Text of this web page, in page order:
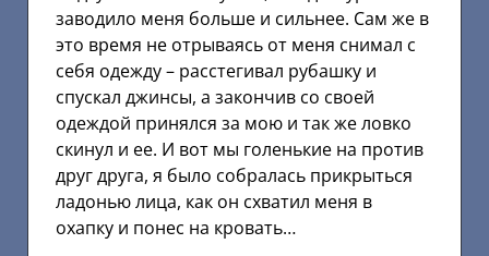
заводило меня больше и сильнее. Сам же в
это время не отрываясь от меня снимал с
себя одежду – расстегивал рубашку и
спускал джинсы, а закончив со своей
одеждой принялся за мою и так же ловко
скинул и ее. И вот мы голенькие на против
друг друга, я было собралась прикрыться
ладонью лица, как он схватил меня в
охапку и понес на кровать…